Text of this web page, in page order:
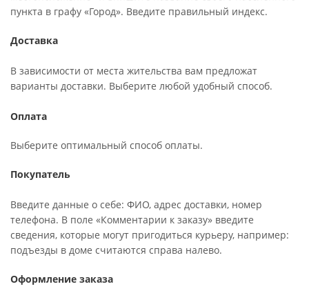
пункта в графу «Город». Введите правильный индекс.
Доставка
В зависимости от места жительства вам предложат
варианты доставки. Выберите любой удобный способ.
Оплата
Выберите оптимальный способ оплаты.
Покупатель
Введите данные о себе: ФИО, адрес доставки, номер
телефона. В поле «Комментарии к заказу» введите
сведения, которые могут пригодиться курьеру, например:
подъезды в доме считаются справа налево.
Оформление заказа